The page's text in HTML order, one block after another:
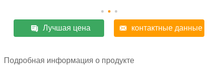
Лучшая цена контактные данные
Подробная информация о продукте